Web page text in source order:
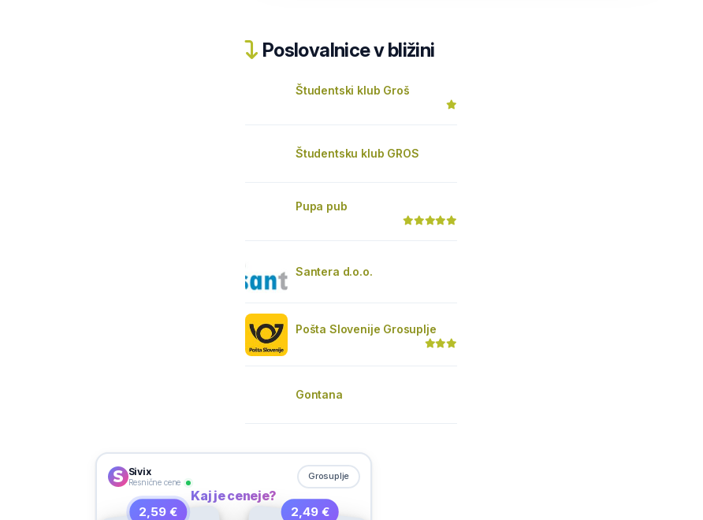
Poslovalnice v bližini
Študentski klub Groš
Študentsku klub GROS
Pupa pub
Santera d.o.o.
Pošta Slovenije Grosuplje
Gontana
Sivix
Resnične cene
Grosuplje
Kaj je ceneje?
2,59 € 2,49 €